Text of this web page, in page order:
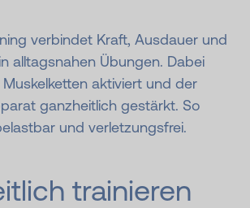
verbindet Kraft, Ausdauer und
alltagsnahen Übungen. Dabei
aktiviert und der
ganzheitlich gestärkt. So
und verletzungsfrei.
trainieren